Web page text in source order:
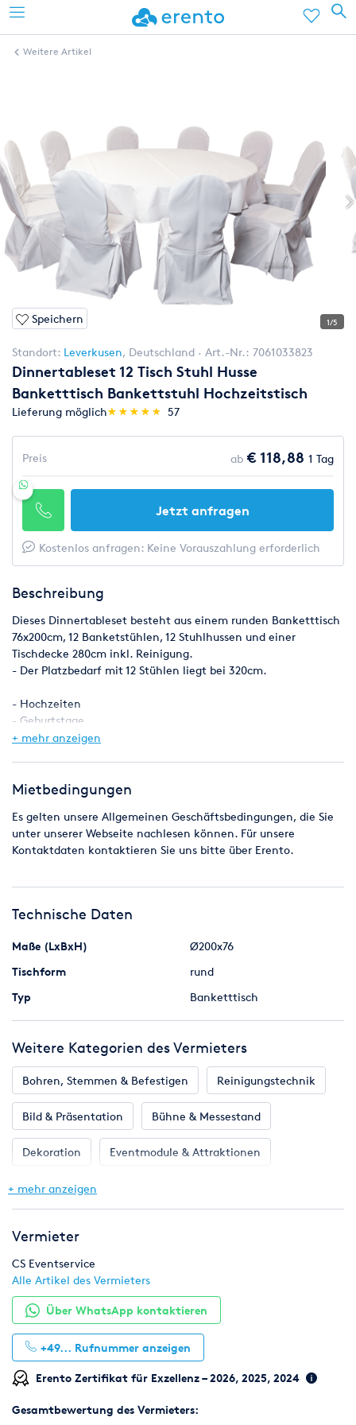
Weitere Artikel
Speichern 1/5
Standort: Leverkusen, Deutschland Art.-Nr.: 7061033823
Dinnertableset 12 Tisch Stuhl Husse
Banketttisch Bankettstuhl Hochzeitstisch
Lieferung möglich(*)
★
★
(*)★
★
(*) ★
★
(*) ★
★
(*) ★
★ 57
Preis ab € 118,88 1 Tag
Jetzt anfragen
Kostenlos anfragen: Keine Vorauszahlung erforderlich
Beschreibung
Dieses Dinnertableset besteht aus einem runden Banketttisch
76x200cm, 12 Banketstühlen, 12 Stuhlhussen und einer
Tischdecke 280cm inkl. Reinigung.
- Der Platzbedarf mit 12 Stühlen liegt bei 320cm.
- Hochzeiten
- Geburtstage
- Party
Transportmöglichkeit
Ihres Fahrzeuges und des Mietmaterials mit
- Bringen Sie ensprechende Transportsicherungen wie z.B.
Spanngurte und Spanngummis mit
Abholer verantwortlich
+ mehr anzeigen
Mietbedingungen
Es gelten unsere Allgemeinen Geschäftsbedingungen, die Sie
unter unserer Webseite nachlesen können. Für unsere
Kontaktdaten kontaktieren Sie uns bitte über Erento.
Technische Daten
Maße (LxBxH)
Ø200x76
Tischform
rund
Typ
Banketttisch
Weitere Kategorien des Vermieters
Bohren, Stemmen & Befestigen Reinigungstechnik
Bild & Präsentation Bühne & Messestand
Dekoration Eventmodule & Attraktionen
Gastronomie & Bar
Möbel Pflanzen
Ton & Beschallung Zelte & Zeltsysteme
+ mehr anzeigen
Vermieter
CS Eventservice
Alle Artikel des Vermieters
Über WhatsApp kontaktieren
+49... Rufnummer anzeigen
Erento Zertifikat für Exzellenz – 2026, 2025, 2024
Gesamtbewertung des Vermieters: